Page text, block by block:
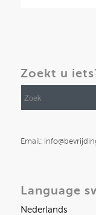
Zoekt u
Email:
Language
Nederlands